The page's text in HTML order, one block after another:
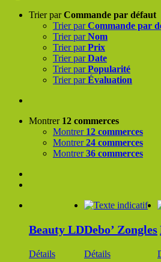
Trier parCommande par défaut
Trier parCommande par
Trier parNom
Trier parPrix
Trier parDate
Trier parPopularité
Trier parÉvaluation
Montrer 12 commerces
Montrer 12 commerces
Montrer24 commerces
Montrer36 commerces
Beauty LD
Détails
Debo’ Zongles
Détails